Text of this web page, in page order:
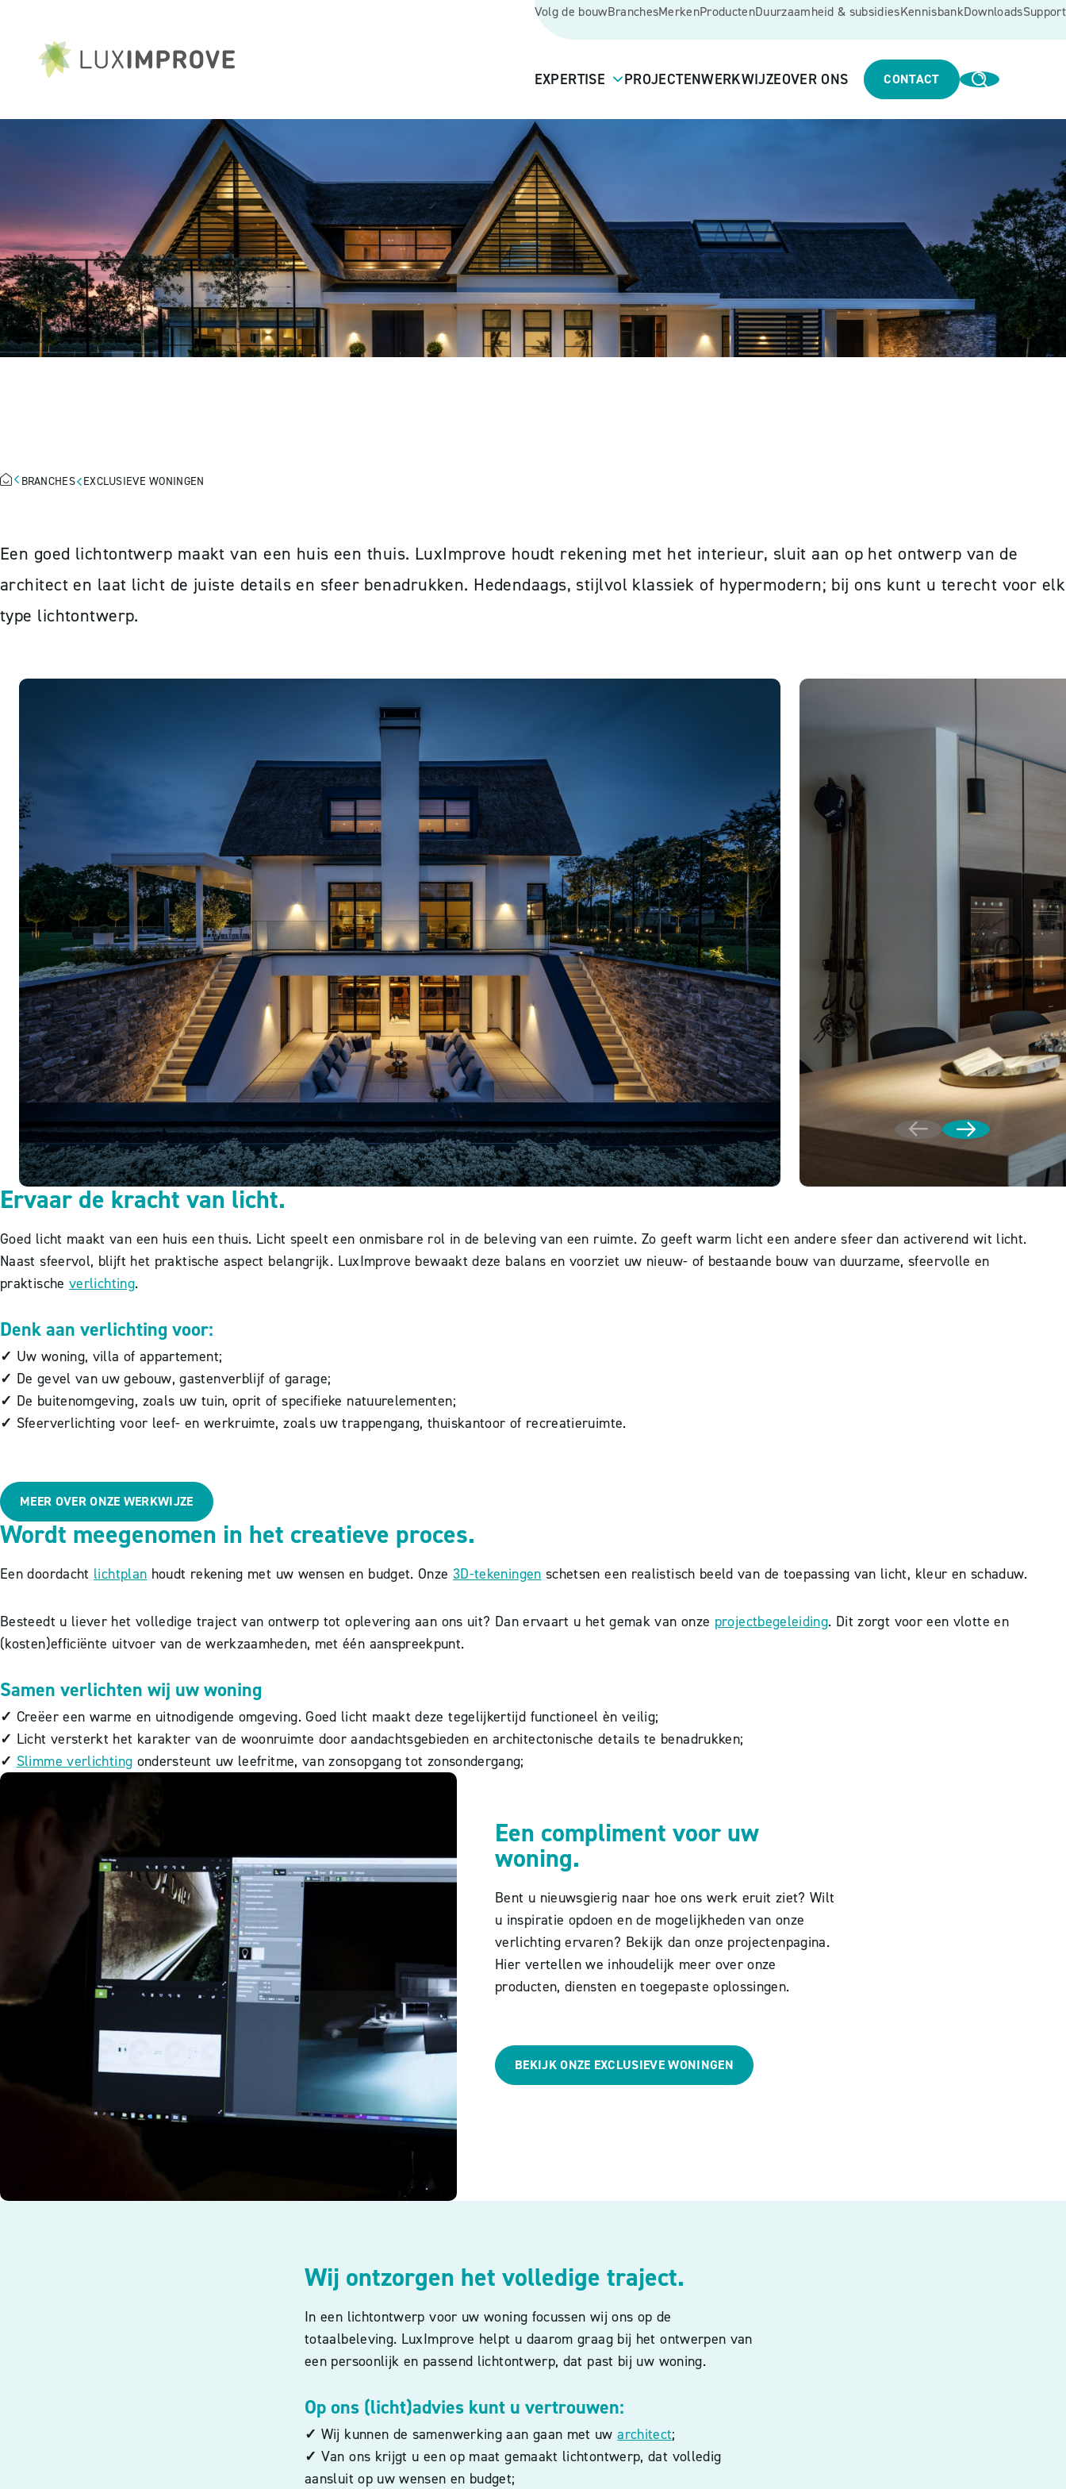
Volg de bouwBranchesMerkenProductenDuurzaamheid & subsidiesKennisbankDownloadsSupport
EXPERTISE PROJECTENWERKWIJZEOVER ONS CONTACT
BRANCHES EXCLUSIEVE WONINGEN
Een goed lichtontwerp maakt van een huis een thuis. LuxImprove houdt rekening met het interieur, sluit aan op het ontwerp van de
architect en laat licht de juiste details en sfeer benadrukken. Hedendaags, stijlvol klassiek of hypermodern; bij ons kunt uterecht voor elk
type lichtontwerp.
Ervaar de kracht van licht.
Goed licht maakt van een huis een thuis. Licht speelt een onmisbare rol in de beleving van een ruimte. Zo geeft warm licht een andere sfeer dan activerend wit licht.
Naast sfeervol, blijft het praktische aspect belangrijk. LuxImprove bewaakt deze balans en voorziet uw nieuw- of bestaande bouw van duurzame, sfeervolle en
praktische verlichting.
Denk aan verlichting voor:
✓ Uw woning, villa of appartement;
✓ De gevel van uw gebouw, gastenverblijf of garage;
✓ De buitenomgeving, zoals uw tuin, oprit of specifieke natuurelementen;
✓ Sfeerverlichting voor leef- en werkruimte, zoals uw trappengang, thuiskantoor of recreatieruimte.
MEER OVER ONZE WERKWIJZE
Wordt meegenomen in het creatieve proces.
Een doordacht lichtplan houdt rekening met uw wensen en budget. Onze 3D-tekeningen schetsen een realistisch beeld van de toepassing van licht, kleur en schaduw.
Besteedt u liever het volledige traject van ontwerp tot oplevering aan ons uit? Dan ervaart u het gemak van onze projectbegeleiding. Dit zorgt voor een vlotte en
(kosten)efficiënte uitvoer van de werkzaamheden, met één aanspreekpunt.
Samen verlichten wij uw woning
✓ Creëer een warme en uitnodigende omgeving. Goed licht maakt deze tegelijkertijd functioneel èn veilig;
✓ Licht versterkt het karakter van de woonruimte door aandachtsgebieden en architectonische details te benadrukken;
✓ Slimme verlichting ondersteunt uw leefritme, van zonsopgang tot zonsondergang;
Een compliment voor uw
woning.
Bent u nieuwsgierig naar hoe ons werk eruit ziet? Wilt
u inspiratie opdoen en de mogelijkheden van onze
verlichting ervaren? Bekijk dan onze projectenpagina.
Hier vertellen we inhoudelijk meer over onze
producten, diensten en toegepaste oplossingen.
BEKIJK ONZE EXCLUSIEVE WONINGEN
Wij ontzorgen het volledige traject.
In een lichtontwerp voor uw woning focussen wij ons op de
totaalbeleving. LuxImprove helpt u daarom graag bij het ontwerpen van
een persoonlijk en passend lichtontwerp, dat past bij uw woning.
Op ons (licht)advies kunt u vertrouwen:
✓ Wij kunnen de samenwerking aan gaan met uw architect;
✓ Van ons krijgt u een op maat gemaakt lichtontwerp, dat volledig
aansluit op uw wensen en budget;